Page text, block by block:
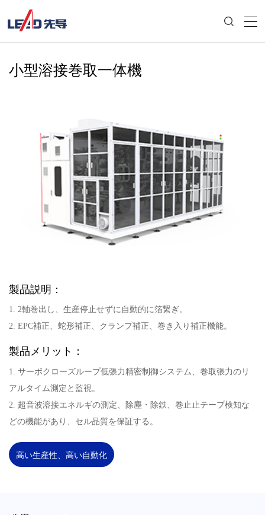
小型溶接巻取一体機
製品説明：
1. 2軸巻出し、生産停止せずに自動的に箔繋ぎ。
2. EPC補正、蛇形補正、クランプ補正、巻き入り補正機能。
製品メリット：
1. サーボクローズループ低張力精密制御システム、巻取張力のリ
アルタイム測定と監視。
2. 超音波溶接エネルギの測定、除塵・除鉄、巻止止テープ検知な
どの機能があり、セル品質を保証する。
高い生産性、高い自動化